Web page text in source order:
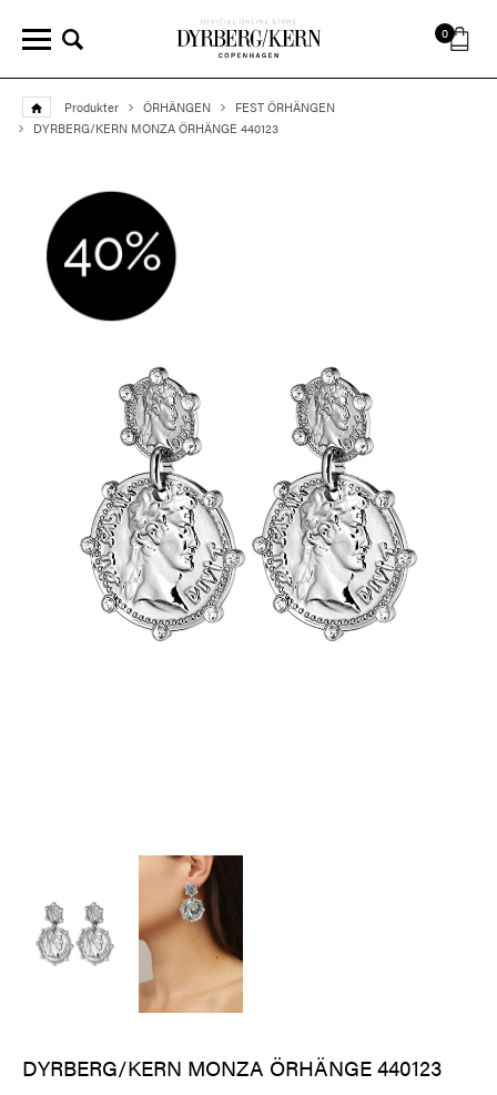
0
Produkter ÖRHÄNGEN
FEST ÖRHÄNGEN
DYRBERG/KERN MONZA ÖRHÄNGE 440123
DYRBERG/KERN MONZA ÖRHÄNGE 440123